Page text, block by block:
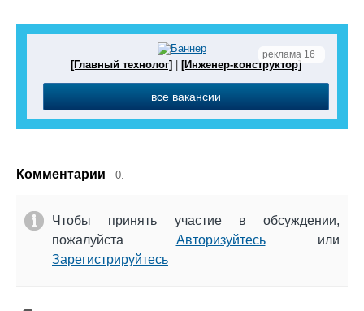
реклама 16+
[Главный технолог] [Инженер-конструктор]
все вакансии
Комментарии 0.
Чтобы принять участие в обсуждении,
пожалуйста Авторизуйтесьили
Зарегистрируйтесь